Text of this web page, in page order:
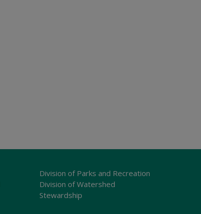
Division of Parks and Recreation
Division of Watershed
Stewardship